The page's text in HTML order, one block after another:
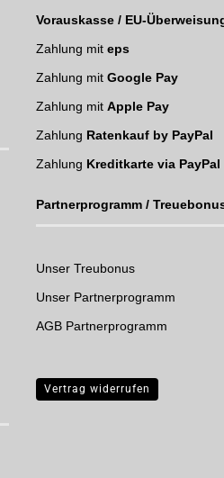
Vorauskasse / EU-
Zahlung mit eps
Zahlung mit Google Pay
Zahlung mit Apple Pay
Zahlung Ratenkauf by PayPal
Zahlung Kreditkarte via PayPal
Partnerprogramm /
Unser Treubonus
Unser Partnerprogramm
AGB Partnerprogramm
Vertrag widerrufen